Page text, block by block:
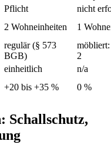
Pflicht
nicht
2 Wohneinheiten
1
regulär (§ 573
BGB)
2
einheitlich
n/a
+20 bis +35 % 0 %
Schallschutz,